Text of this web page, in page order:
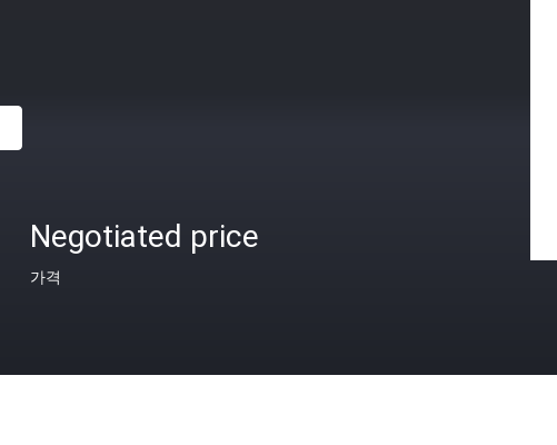
Negotiated price
가격